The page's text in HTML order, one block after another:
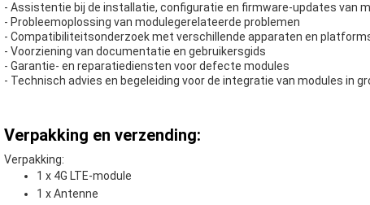
- Assistentie bij de installatie, configuratie en firmware-updates van
- Probleemoplossing van modulegerelateerde problemen
- Compatibiliteitsonderzoek met verschillende apparaten en
- Voorziening van documentatie en gebruikersgids
- Garantie- en reparatiediensten voor defecte modules
- Technisch advies en begeleiding voor de integratie van modules in
Verpakking en verzending:
Verpakking:
1 x 4G LTE-module
1 x Antenne